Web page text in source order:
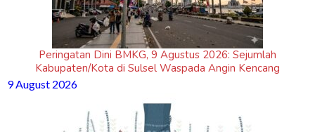
Peringatan Dini BMKG, 9 Agustus 2026: Sejumlah
Kabupaten/Kota di Sulsel Waspada Angin Kencang
9 August 2026